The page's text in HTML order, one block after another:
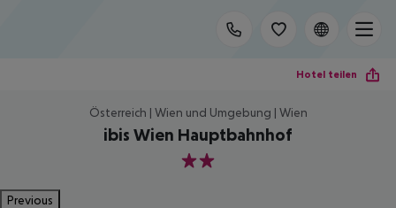
Hotel teilen
Österreich | Wien und Umgebung | Wien
ibis Wien Hauptbahnhof
2
Previous